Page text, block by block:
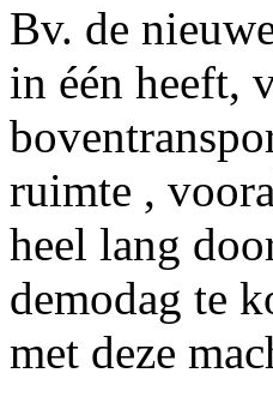
Bv. de
in één heeft,
ruimte ,
heel lang
demodag te
met deze